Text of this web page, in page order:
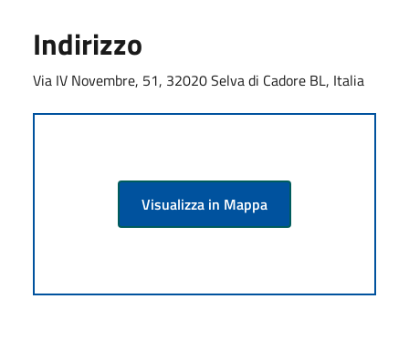
Indirizzo
Via IV Novembre, 51, 32020 Selva di Cadore BL, Italia
Visualizza in Mappa